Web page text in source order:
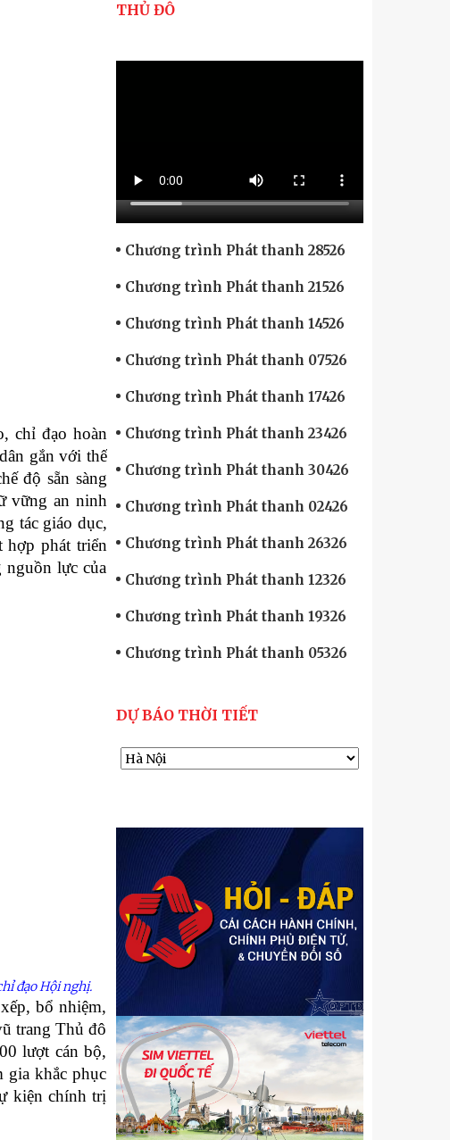
chỉ đạo hoàn
gắn với thế
độ sẵn sàng
vững an ninh
tác giáo dục,
hợp phát triển
nguồn lực của
đạo Hội nghị.
bổ nhiệm,
trang Thủ đô
lượt cán bộ,
gia khắc phục
kiện chính trị
THỦ ĐÔ
Chương trình Phát thanh 28526
Chương trình Phát thanh 21526
Chương trình Phát thanh 14526
Chương trình Phát thanh 07526
Chương trình Phát thanh 17426
Chương trình Phát thanh 23426
Chương trình Phát thanh 30426
Chương trình Phát thanh 02426
Chương trình Phát thanh 26326
Chương trình Phát thanh 12326
Chương trình Phát thanh 19326
Chương trình Phát thanh 05326
DỰ BÁO THỜI TIẾT